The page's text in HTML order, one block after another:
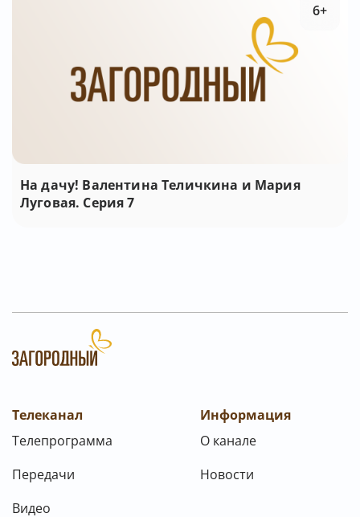
На дачу! Валентина Теличкина и Мария
Луговая. Серия 7
6+
Телеканал
Телепрограмма
Передачи
Видео
Информация
О канале
Новости